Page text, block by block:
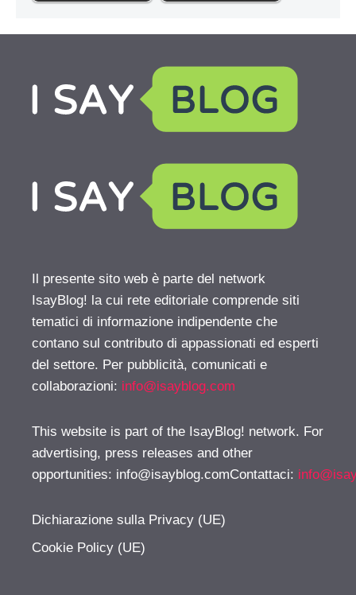
Il presente sito web è parte del network
IsayBlog! la cui rete editoriale comprende siti
tematici di informazione indipendente che
contano sul contributo di appassionati ed esperti
del settore. Per pubblicità, comunicati e
collaborazioni: info@isayblog.com
This website is part of the IsayBlog! network. For
advertising, press releases and other
opportunities: info@isayblog.comContattaci:
Dichiarazione sulla Privacy (UE)
Cookie Policy (UE)